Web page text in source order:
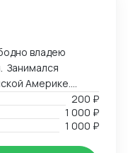
владею
Занимался
Америке.
закупке,
до складов
Федерацию из
200 ₽
1 000 ₽
1 000 ₽